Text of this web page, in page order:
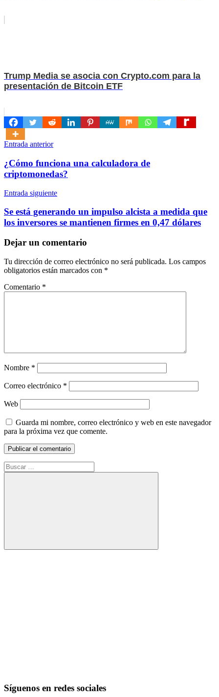
Trump Media se asocia con Crypto.com para la
presentación de Bitcoin ETF
Navegación
de
entradas
Entrada anterior
¿Cómo funciona una calculadora de
criptomonedas?
Entrada siguiente
Se está generando un impulso alcista a medida que
los inversores se mantienen firmes en 0,47 dólares
Dejar un comentario
Tu dirección de correo electrónico no será publicada. Los campos
obligatorios están marcados con *
Comentario *
Nombre *
Correo electrónico *
Web
Guarda mi nombre, correo electrónico y web en este navegador
para la próxima vez que comente.
Buscar:
Buscar
Síguenos en redes sociales